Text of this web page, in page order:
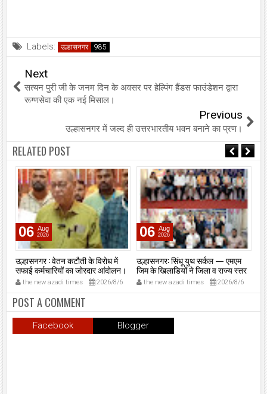
Labels: उल्हासनगर
Next
सत्यन पुरी जी के जनम दिन के अवसर पर हेल्पिंग हैंडस फाउंडेशन द्वारा
रूग्णसेवा की एक नई मिसाल।
Previous
उल्हासनगर में जल्द ही उत्तरभारतीय भवन बनाने का प्रण।
RELATED POST
06 Aug
2026
उल्हासनगर : वेतन कटौती के विरोध में
सफाई कर्मचारियों का जोरदार आंदोलन।
the new azadi times 2026/8/6
06 Aug
2026
उल्हासनगर: सिंधू युथ सर्कल — एमएम
जिम के खिलाडियों ने जिला व राज्य स्तर
पर दबदबा दिखाया, कई पदक साथ लेकर
लौटे।
the new azadi times 2026/8/6
POST A COMMENT
Facebook Blogger